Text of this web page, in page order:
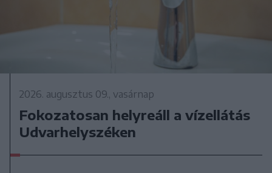
2026. augusztus 09., vasárnap
Fokozatosan helyreáll a vízellátás
Udvarhelyszéken